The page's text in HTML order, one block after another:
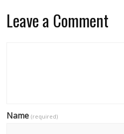
Leave a Comment
Name(required)